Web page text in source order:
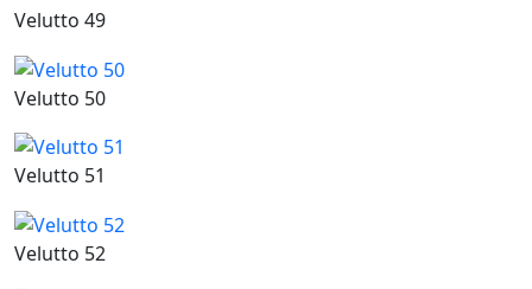
Velutto 49
Velutto 50
Velutto 51
Velutto 52